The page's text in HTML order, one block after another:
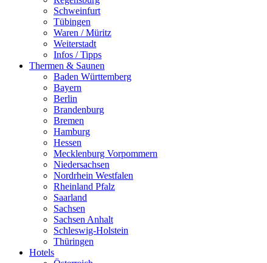
Schweinfurt
Tübingen
Waren / Müritz
Weiterstadt
Infos / Tipps
Thermen & Saunen
Baden Württemberg
Bayern
Berlin
Brandenburg
Bremen
Hamburg
Hessen
Mecklenburg Vorpommern
Niedersachsen
Nordrhein Westfalen
Rheinland Pfalz
Saarland
Sachsen
Sachsen Anhalt
Schleswig-Holstein
Thüringen
Hotels